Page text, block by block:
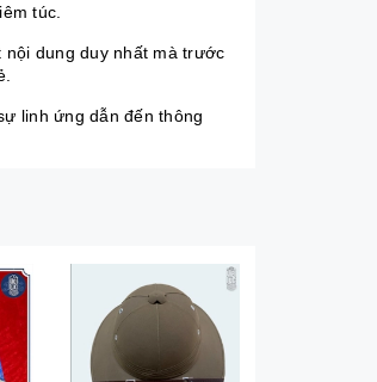
túc.
nội dung duy nhất mà trước
linh ứng dẫn đến thông